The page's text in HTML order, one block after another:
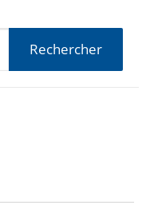
Rechercher